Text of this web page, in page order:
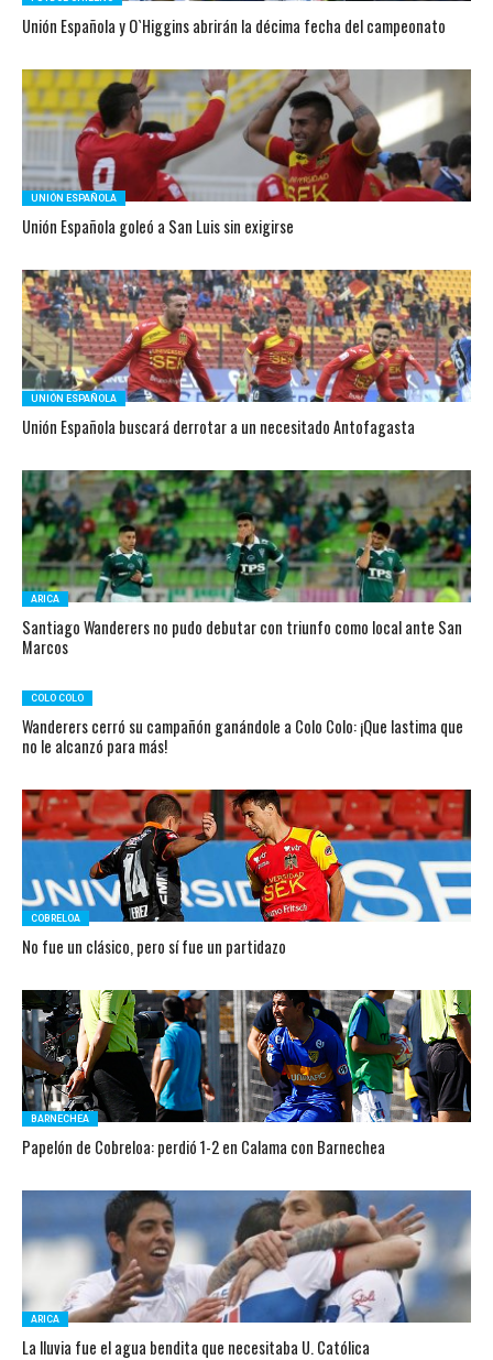
Unión Española y O`Higgins abrirán la décima fecha del campeonato
UNIÓN ESPAÑOLA
Unión Española goleó a San Luis sin exigirse
UNIÓN ESPAÑOLA
Unión Española buscará derrotar a un necesitado Antofagasta
ARICA
Santiago Wanderers no pudo debutar con triunfo como local ante San
Marcos
COLO COLO
Wanderers cerró su campañón ganándole a Colo Colo: ¡Que lastima que
no le alcanzó para más!
COBRELOA
No fue un clásico, pero sí fue un partidazo
BARNECHEA
Papelón de Cobreloa: perdió 1-2 en Calama con Barnechea
ARICA
La lluvia fue el agua bendita que necesitaba U. Católica